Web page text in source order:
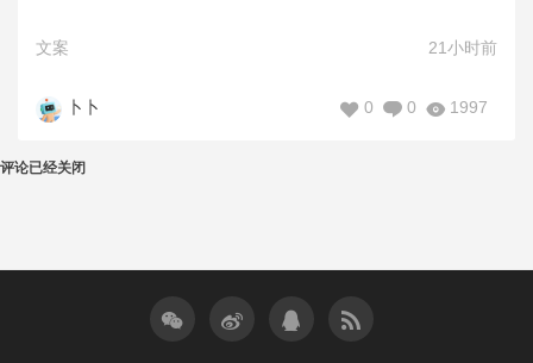
文案 21小时前
卜卜 1997
0
0
评论已经关闭